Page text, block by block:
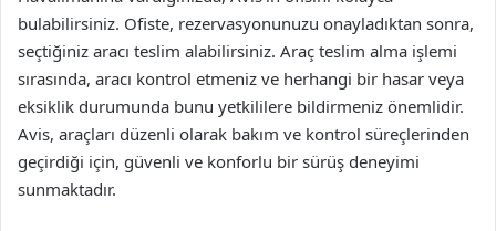
bulabilirsiniz. Ofiste, rezervasyonunuzu onayladıktan sonra,
seçtiğiniz aracı teslim alabilirsiniz. Araç teslim alma işlemi
sırasında, aracı kontrol etmeniz ve herhangi bir hasar veya
eksiklik durumunda bunu yetkililere bildirmeniz önemlidir.
Avis, araçları düzenli olarak bakım ve kontrol süreçlerinden
geçirdiği için, güvenli ve konforlu bir sürüş deneyimi
sunmaktadır.